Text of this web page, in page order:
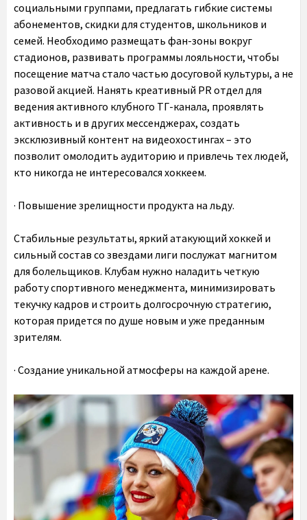
социальными группами, предлагать гибкие системы
абонементов, скидки для студентов, школьников и
семей. Необходимо размещать фан-зоны вокруг
стадионов, развивать программы лояльности, чтобы
посещение матча стало частью досуговой культуры, а не
разовой акцией. Нанять креативный PR отдел для
ведения активного клубного ТГ-канала, проявлять
активность и в других мессенджерах, создать
эксклюзивный контент на видеохостингах – это
позволит омолодить аудиторию и привлечь тех людей,
кто никогда не интересовался хоккеем.
· Повышение зрелищности продукта на льду.
Стабильные результаты, яркий атакующий хоккей и
сильный состав со звездами лиги послужат магнитом
для болельщиков. Клубам нужно наладить четкую
работу спортивного менеджмента, минимизировать
текучку кадров и строить долгосрочную стратегию,
которая придется по душе новым и уже преданным
зрителям.
· Создание уникальной атмосферы на каждой арене.